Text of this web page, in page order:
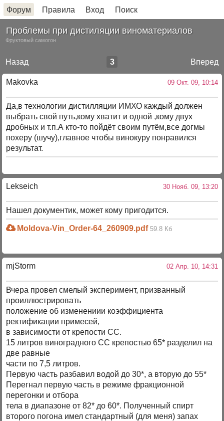
Форум Правила Вход Поиск
Проблемы при дистиляции виноматериалов
Фруктовый самогон
Назад Вперед
3
Makovka 09 Окт. 09, 10:14
Да,в технологии дистилляции ИМХО каждый должен
выбрать свой путь,кому хватит и одной ,кому двух
дробных и т.п.А кто-то пойдёт своим путём,все догмы
похеру (шучу),главное чтобы винокуру понравился
результат.
Lekseich 30 Нояб. 09, 13:20
Нашел документик, может кому пригодится.
Moldova-Vin_Order-64_260909.pdf 59.8 Кб
mjStоrm 02 Апр. 10, 14:31
Вчера провел смелый эксперимент, призванный
проиллюстрировать
положение об изменениии коэффициента
ректификации примесей,
в зависимости от крепости СС.
15 литров виноградного СС крепостью 65* разделил на
две равные
части по 7,5 литров.
Первую часть разбавил водой до 30*, а вторую до 55*
Перегнал первую часть в режиме фракционной
перегонки и отбора
тела в диапазоне от 82* до 60*. Полученный спирт
второго погона имел стандартный (для меня) запах